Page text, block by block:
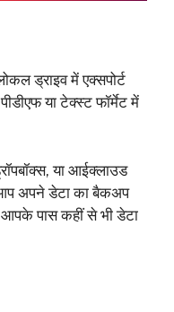
ड्राइव में एक्सपोर्ट
या टेक्स्ट फॉर्मेट में
या आईक्लाउड
आप अपने डेटा का बैकअप
पास कहीं से भी डेटा